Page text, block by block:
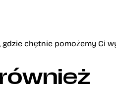
chętnie pomożemy Ci